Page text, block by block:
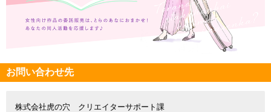
お問い合わせ先
株式会社虎の穴 クリエイターサポート課